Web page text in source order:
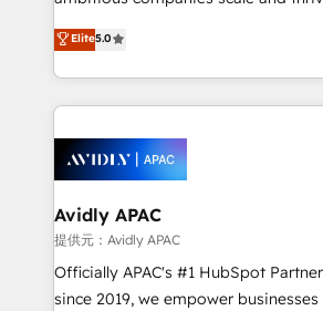
integrate HubSpot with complex
MicroSoft, custom solutions,... Our company also has
Retail execution, CPQ, customer
HubSpot CMS developments. And we're champions
upgrading and streamlining every
generating aspect of your business. We’re proud
HubSpot Elite Solutions Partners
nerds who can harness HubSpot’s
experience. Working hand-in-hand with your team,
we’ll assemble a RevOps machine
traffic, generates better leads and
revenue goals. We've worked with thousands of
HubSpot customers and we'd love
too! Clients come to us for: Advanced CRM solutions
Elite5.0
Avidly APAC
提供元：Avidly APAC
Officially APAC's #1 HubSpot
since 2019, we empower businesses in Australia,